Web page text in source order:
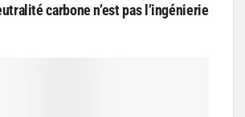
carbone n’est pas l’ingénierie